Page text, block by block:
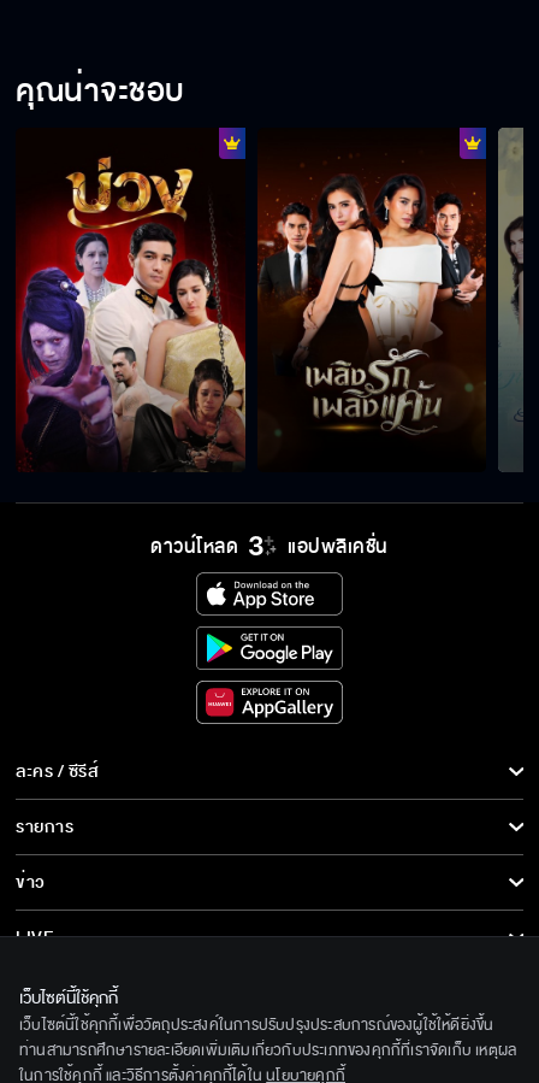
ก็ว่าจะไม่รัก EP.12
ก็ว่าจะไม่รัก EP.13
ก็ว่าจะไม่รัก EP.14
คุณน่าจะชอบ
ดาวน์โหลด แอปพลิเคชั่น
ละคร / ซีรีส์
ละคร/ซีรีส์
ซีรีส์นานาชาติ
การ์ตูน & เกม
รายการ
รายการทั้งหมด
ข่าว
ข่าวทั้งหมด
ข่าวประชาสัมพันธ์
LIVE
เกี่ยวกับเรา
BEC World
รู้จักเรา
ติดตามเราได้ที่
เว็บไซต์นี้ใช้คุกกี้
เว็บไซต์นี้ใช้คุกกี้เพื่อวัตถุประสงค์ในการปรับปรุงประสบการณ์ของผู้ใช้ให้ดียิ่งขึ้น
ท่านสามารถศึกษารายละเอียดเพิ่มเติมเกี่ยวกับประเภทของคุกกี้ที่เราจัดเก็บ เหตุผล
ในการใช้คุกกี้ และวิธีการตั้งค่าคุกกี้ได้ใน นโยบายคุกกี้